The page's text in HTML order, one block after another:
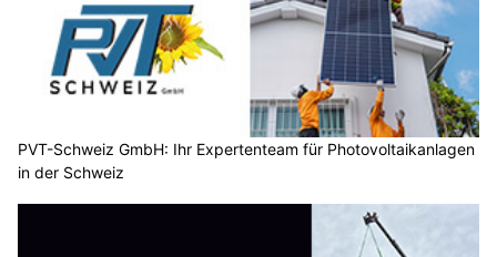
PVT-Schweiz GmbH: Ihr Expertenteam für Photovoltaikanlagen
in der Schweiz